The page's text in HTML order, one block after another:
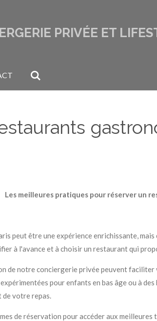
PRIVÉE ET
Les meilleures pratiques pour réserver un
peut être une expérience enrichissante,
à l'avance et à choisir un restaurant qui
de notre conciergerie privée peuvent
pour enfants en bas âge ou à
de votre repas.
de réservation pour accéder aux